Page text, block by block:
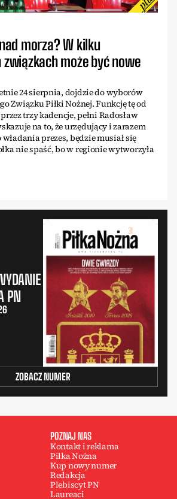
morza? W kilku
może być nowe
24 sierpnia, dojdzie do wyborów
Związku Piłki Noż­nej. Funkcję tę od
trzy kadencje, pełni Radosław
na to, że urzędujący i zarazem
prezes, będzie musiał się
nie spaść, bo w regionie wytworzyła
PN
ZOBACZ NUMER
POZNAJ NAS
Kontakt i reklama
Piłka Nożna
Kup nowy numer
Redakcja
Plebiscyt PN
Laureaci